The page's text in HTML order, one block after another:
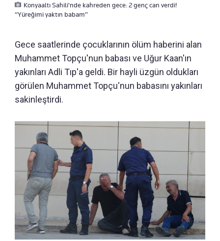
Konyaaltı Sahili'nde kahreden gece: 2 genç can verdi!
“Yüreğimi yaktın babam”
Gece saatlerinde çocuklarının ölüm haberini alan
Muhammet Topçu'nun babası ve Uğur Kaan'ın
yakınları Adli Tıp'a geldi. Bir hayli üzgün oldukları
görülen Muhammet Topçu'nun babasını yakınları
sakinleştirdi.